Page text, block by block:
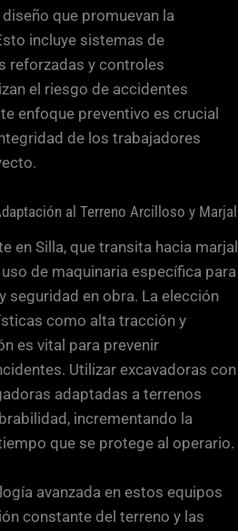
que promuevan la
incluye sistemas de
reforzadas y controles
el riesgo de accidentes
enfoque preventivo es crucial
de los trabajadores
al Terreno Arcilloso y Marjal
en Silla, que transita hacia marjal
de maquinaria específica para
seguridad en obra. La elección
como alta tracción y
es vital para prevenir
Utilizar excavadoras con
adaptadas a terrenos
incrementando la
que se protege al operario.
avanzada en estos equipos
constante del terreno y las